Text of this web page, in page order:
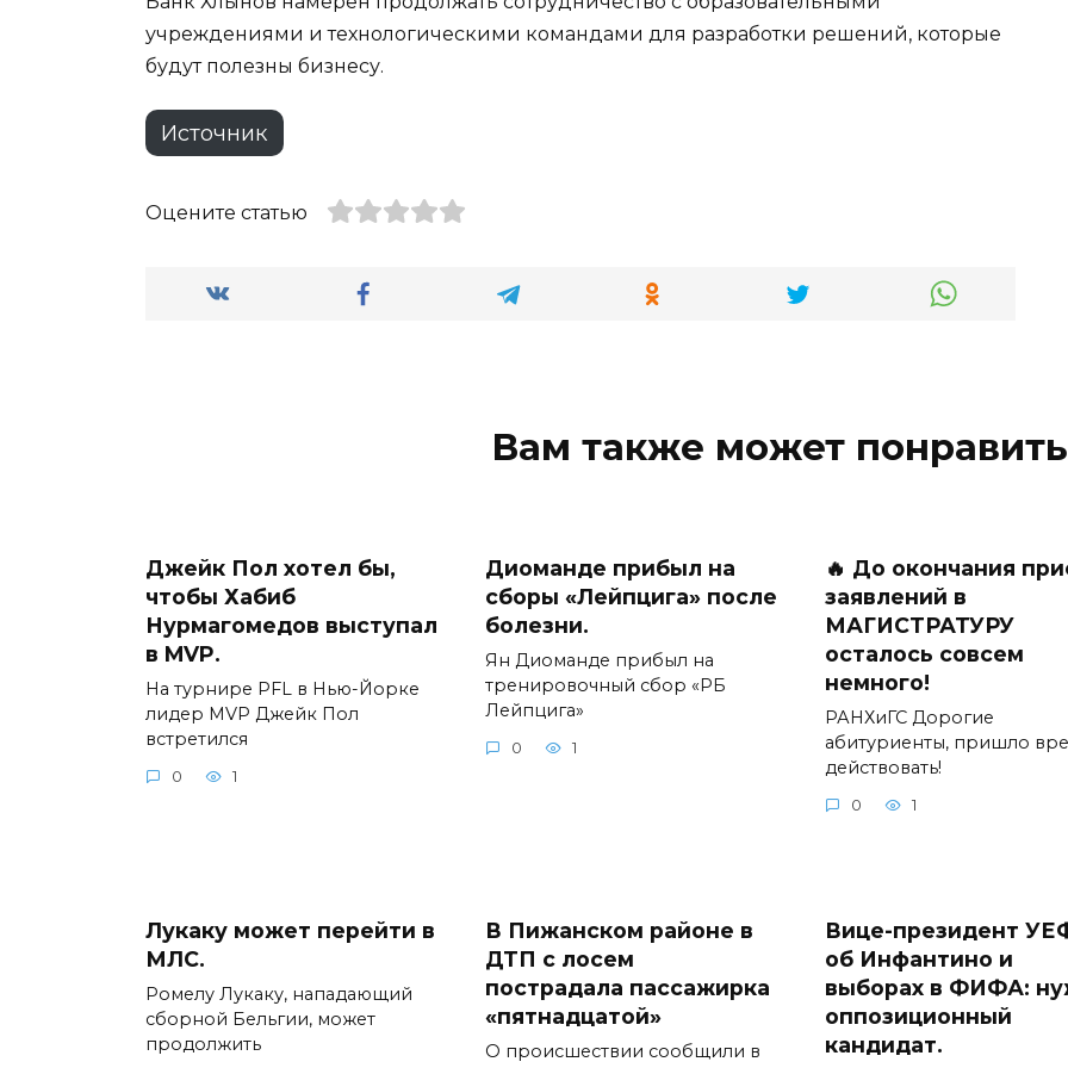
учреждениями и технологическими командами для разработки решений, которые
будут полезны бизнесу.
Источник
Оцените статью
Вам также может
Джейк Пол хотел бы,
чтобы Хабиб
Нурмагомедов выступал
в MVP.
На турнире PFL в Нью-Йорке
лидер MVP Джейк Пол
встретился
0 1
Диоманде прибыл на
сборы «Лейпцига» после
болезни.
Ян Диоманде прибыл на
тренировочный сбор «РБ
Лейпцига»
0 1
🔥 До окончания
заявлений в
МАГИСТРАТУРУ
осталось совсем
немного!
РАНХиГС Дорогие
абитуриенты, пришло
действовать!
0 1
Лукаку может перейти в
МЛС.
Ромелу Лукаку, нападающий
сборной Бельгии, может
продолжить
В Пижанском районе в
ДТП с лосем
пострадала пассажирка
«пятнадцатой»
О происшествии сообщили в
Вице-президент
об Инфантино и
выборах в ФИФА:
оппозиционный
кандидат.